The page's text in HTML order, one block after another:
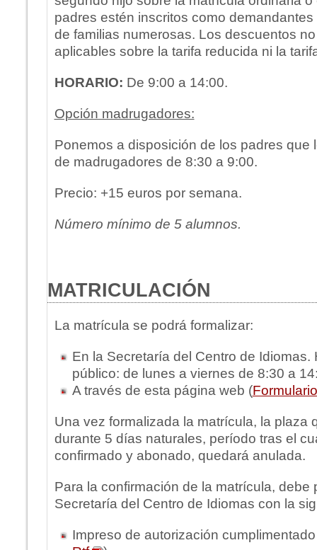
padres estén inscritos como
de familias numerosas. Los descuentos
aplicables sobre la tarifa reducida ni la
HORARIO: De 9:00 a 14:00.
Opción madrugadores:
Ponemos a disposición de los padres que
de madrugadores de 8:30 a 9:00.
Precio: +15 euros por semana.
Número mínimo de 5 alumnos.
MATRICULACIÓN
La matrícula se podrá formalizar:
En la Secretaría del Centro de Idiomas.
público: de lunes a viernes de 8:30 a
A través de esta página web (
Una vez formalizada la matrícula, la plaza
durante 5 días naturales, período tras el
confirmado y abonado, quedará anulada.
Para la confirmación de la matrícula, debe
Secretaría del Centro de Idiomas con la
Impreso de autorización